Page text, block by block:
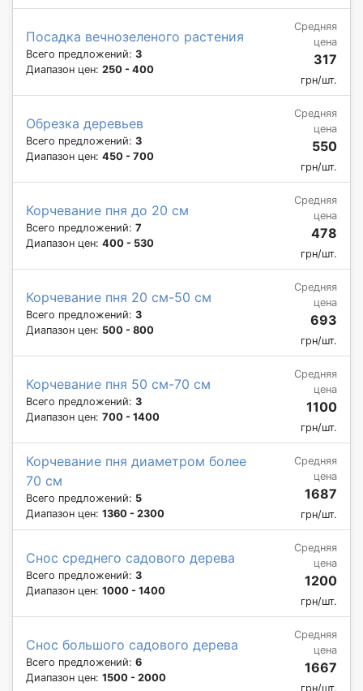
Посадка вечнозеленого растения
Всего предложений: 3
Диапазон цен: 250 - 400
Средняя
цена
317
грн/шт.
Обрезка деревьев
Всего предложений: 3
Диапазон цен: 450 - 700
Средняя
цена
550
грн/шт.
Корчевание пня до 20 см
Всего предложений: 7
Диапазон цен: 400 - 530
Средняя
цена
478
грн/шт.
Корчевание пня 20 см-50 см
Всего предложений: 3
Диапазон цен: 500 - 800
Средняя
цена
693
грн/шт.
Корчевание пня 50 см-70 см
Всего предложений: 3
Диапазон цен: 700 - 1400
Средняя
цена
1100
грн/шт.
Корчевание пня диаметром более
70 см
Всего предложений: 5
Диапазон цен: 1360 - 2300
Средняя
цена
1687
грн/шт.
Снос среднего садового дерева
Всего предложений: 3
Диапазон цен: 1000 - 1400
Средняя
цена
1200
грн/шт.
Снос большого садового дерева
Всего предложений: 6
Диапазон цен: 1500 - 2000
Средняя
цена
1667
грн/шт.